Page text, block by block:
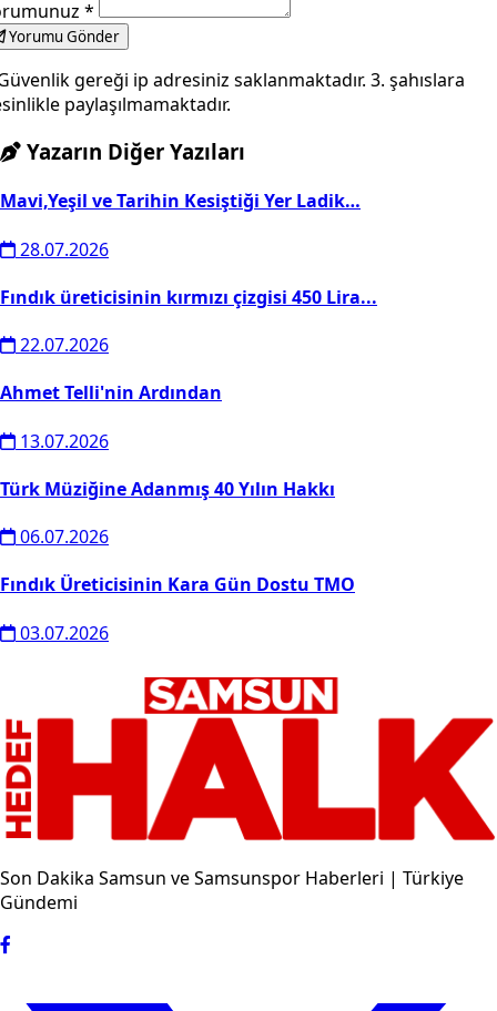
*
Yorumu Gönder
gereği ip adresiniz saklanmaktadır. 3. şahıslara
paylaşılmamaktadır.
Yazarın Diğer Yazıları
Mavi,Yeşil ve Tarihin Kesiştiği Yer Ladik…
28.07.2026
Fındık üreticisinin kırmızı çizgisi 450 Lira...
22.07.2026
Ahmet Telli'nin Ardından
13.07.2026
Türk Müziğine Adanmış 40 Yılın Hakkı
06.07.2026
Fındık Üreticisinin Kara Gün Dostu TMO
03.07.2026
Son Dakika Samsun ve Samsunspor Haberleri | Türkiye
Gündemi